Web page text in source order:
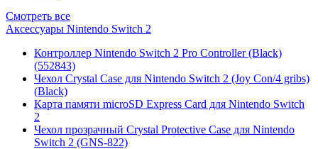
Смотреть все
Аксессуары Nintendo Switch 2
Контроллер Nintendo Switch 2 Pro Controller (Black)
(552843)
Чехол Сrystal Сase для Nintendo Switch 2 (Joy Con/4 gribs)
(Black)
Карта памяти microSD Express Card для Nintendo Switch
2
Чехол прозрачный Crystal Protective Case для Nintendo
Switch 2 (GNS-822)